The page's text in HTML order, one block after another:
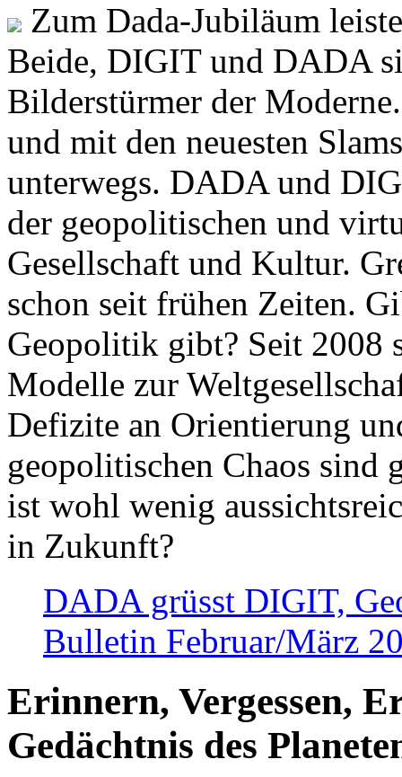
Zum Dada-Jubiläum
Beide, DIGIT und DADA
Bilderstürmer der
und mit den neuesten
unterwegs. DADA und
der geopolitischen und
Gesellschaft und Kultur.
schon seit frühen Zeiten.
Geopolitik gibt? Seit 2008
Modelle zur
Defizite an Orientierung
geopolitischen Chaos sind
ist wohl wenig
in Zukunft?
DADA grüsst DIGIT,
Bulletin Februar/März
Erinnern, Vergessen,
Gedächtnis des